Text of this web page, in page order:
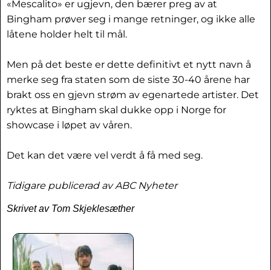
«Mescalito» er ugjevn, den bærer preg av at
Bingham prøver seg i mange retninger, og ikke alle
låtene holder helt til mål.
Men på det beste er dette definitivt et nytt navn å
merke seg fra staten som de siste 30-40 årene har
brakt oss en gjevn strøm av egenartede artister. Det
ryktes at Bingham skal dukke opp i Norge for
showcase i løpet av våren.
Det kan det være vel verdt å få med seg.
Tidigare publicerad av ABC Nyheter
Skrivet av Tom Skjeklesæther